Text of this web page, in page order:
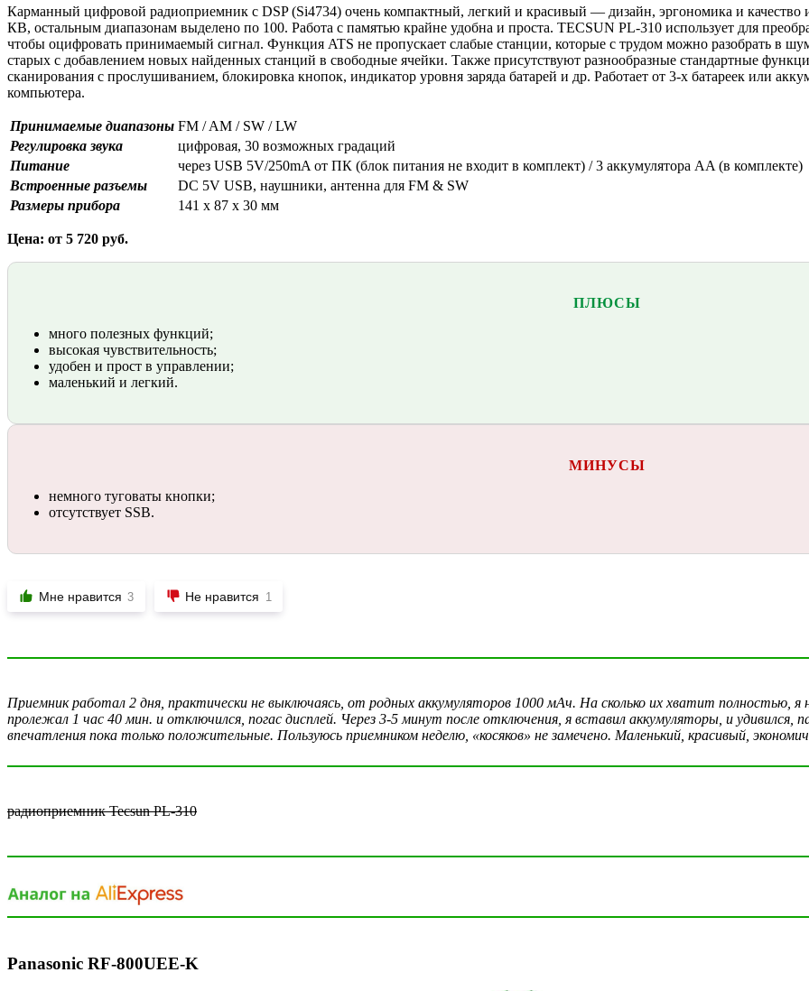
Карманный цифровой радиоприемник с DSP (Si4734) очень компактный, легкий и красивый — дизайн, эргономика и качество
КВ, остальным диапазонам выделено по 100. Работа с памятью крайне удобна и проста. TECSUN PL-310 использует для
чтобы оцифровать принимаемый сигнал. Функция ATS не пропускает слабые станции, которые с трудом можно разобрать в
старых с добавлением новых найденных станций в свободные ячейки. Также присутствуют разнообразные стандартные
сканирования с прослушиванием, блокировка кнопок, индикатор уровня заряда батарей и др. Работает от 3-х батареек или
компьютера.
Принимаемые диапазоны FM / AM / SW / LW
Регулировка звука
цифровая, 30 возможных градаций
Питание
через USB 5V/250mA от ПК (блок питания не входит в комплект) / 3 аккумулятора AA (в комплекте)
Встроенные разъемы
DC 5V USB, наушники, антенна для FM & SW
Размеры прибора
141 x 87 x 30 мм
Цена: от 5 720 руб.
ПЛЮСЫ
много полезных функций;
высокая чувствительность;
удобен и прост в управлении;
маленький и легкий.
МИНУСЫ
немного туговаты кнопки;
отсутствует SSB.
Мне нравится 3 Не нравится 1
Приемник работал 2 дня, практически не выключаясь, от родных аккумуляторов 1000 мАч. На сколько их хватит полностью, я
пролежал 1 час 40 мин. и отключился, погас дисплей. Через 3-5 минут после отключения, я вставил аккумуляторы, и удивился,
впечатления пока только положительные. Пользуюсь приемником неделю, «косяков» не замечено. Маленький, красивый,
радиоприемник Tecsun PL-310
Panasonic RF-800UEE-K